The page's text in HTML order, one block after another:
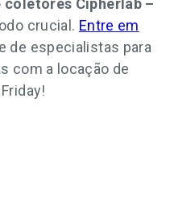
coletores Cipherlab –
crucial. Entre em
de especialistas para
com a locação de